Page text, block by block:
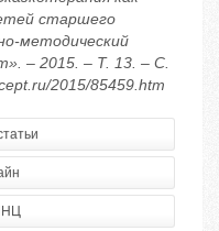
старшего
методический
– 2015. – Т. 13. – С.
2015/85459.htm